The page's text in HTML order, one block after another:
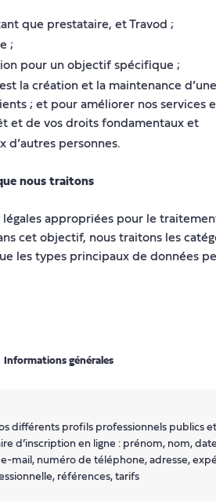
que prestataire, et Travod ;
;
pour un objectif spécifique ;
la création et la maintenance
; et pour améliorer nos
et de vos droits fondamentaux et
personnes.
nous traitons
appropriées pour le
cet objectif, nous traitons les
les types principaux de données
Informations générales
différents profils professionnels publics
d’inscription en ligne : prénom, nom,
mail, numéro de téléphone, adresse,
références, tarifs